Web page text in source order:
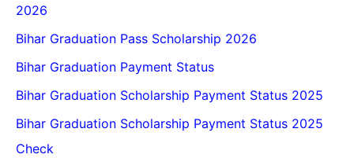
2026
Bihar Graduation Pass Scholarship 2026
Bihar Graduation Payment Status
Bihar Graduation Scholarship Payment Status 2025
Bihar Graduation Scholarship Payment Status 2025
Check